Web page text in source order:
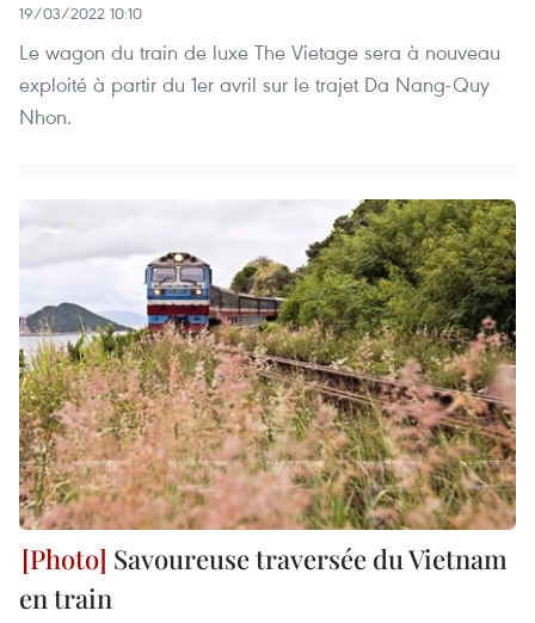
19/03/2022 10:10
Le wagon du train de luxe The Vietage sera à nouveau
exploité à partir du 1er avril sur le trajet Da Nang-Quy
Nhon.
Savoureuse traversée du Vietnam
en train